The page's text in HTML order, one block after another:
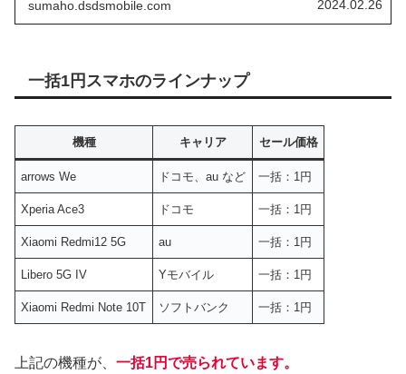
たいと思います。
sumaho.dsdsmobile.com 2024.02.26
一括1円スマホのラインナップ
機種 キャリア セール価格
arrows We ドコモ、au など 一括：1円
Xperia Ace3 ドコモ 一括：1円
Xiaomi Redmi12 5G au 一括：1円
Libero 5G IV Yモバイル 一括：1円
Xiaomi Redmi Note 10T ソフトバンク 一括：1円
上記の機種が、 一括1円で売られています。